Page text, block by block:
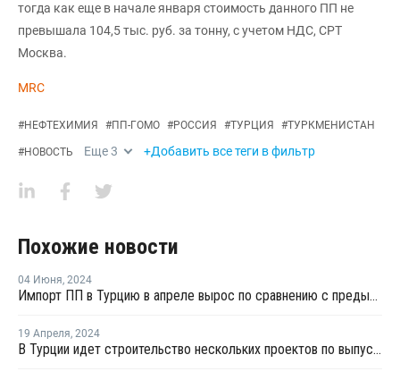
тогда как еще в начале января стоимость данного ПП не
превышала 104,5 тыс. руб. за тонну, с учетом НДС, СРТ
Москва.
MRC
#НЕФТЕХИМИЯ #ПП-ГОМО #РОССИЯ #ТУРЦИЯ #ТУРКМЕНИСТАН
#НОВОСТЬ Еще3 +Добавить все теги в фильтр
Похожие новости
04 Июня, 2024
Импорт ПП в Турцию в апреле вырос по сравнению с предыдущим месяцем
19 Апреля, 2024
В Турции идет строительство нескольких проектов по выпуску ПП